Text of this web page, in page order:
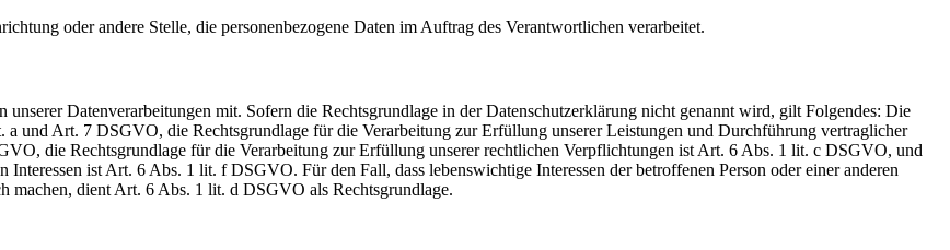
oder andere Stelle, die personenbezogene Daten im Auftrag des Verantwortlichen verarbeitet.
Datenverarbeitungen mit. Sofern die Rechtsgrundlage in der Datenschutzerklärung nicht genannt wird, gilt Folgendes: Die
und Art. 7 DSGVO, die Rechtsgrundlage für die Verarbeitung zur Erfüllung unserer Leistungen und Durchführung vertraglicher
die Rechtsgrundlage für die Verarbeitung zur Erfüllung unserer rechtlichen Verpflichtungen ist Art. 6 Abs. 1 lit. c DSGVO, und
ist Art. 6 Abs. 1 lit. f DSGVO. Für den Fall, dass lebenswichtige Interessen der betroffenen Person oder einer anderen
machen, dient Art. 6 Abs. 1 lit. d DSGVO als Rechtsgrundlage.